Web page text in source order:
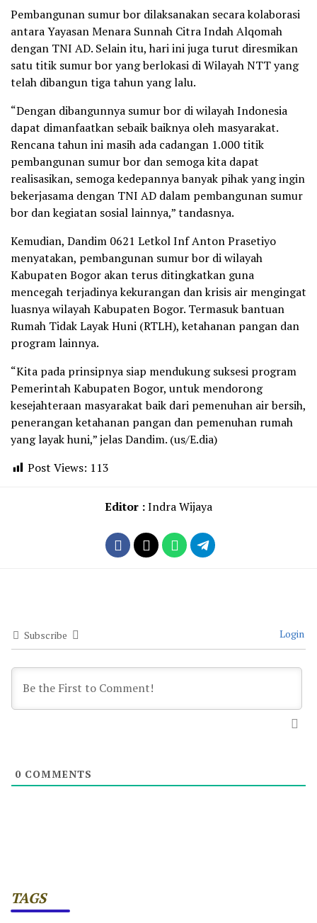
Pembangunan sumur bor dilaksanakan secara kolaborasi
antara Yayasan Menara Sunnah Citra Indah Alqomah
dengan TNI AD. Selain itu, hari ini juga turut diresmikan
satu titik sumur bor yang berlokasi di Wilayah NTT yang
telah dibangun tiga tahun yang lalu.
“Dengan dibangunnya sumur bor di wilayah Indonesia
dapat dimanfaatkan sebaik baiknya oleh masyarakat.
Rencana tahun ini masih ada cadangan 1.000 titik
pembangunan sumur bor dan semoga kita dapat
realisasikan, semoga kedepannya banyak pihak yang ingin
bekerjasama dengan TNI AD dalam pembangunan sumur
bor dan kegiatan sosial lainnya,” tandasnya.
Kemudian, Dandim 0621 Letkol Inf Anton Prasetiyo
menyatakan, pembangunan sumur bor di wilayah
Kabupaten Bogor akan terus ditingkatkan guna
mencegah terjadinya kekurangan dan krisis air mengingat
luasnya wilayah Kabupaten Bogor. Termasuk bantuan
Rumah Tidak Layak Huni (RTLH), ketahanan pangan dan
program lainnya.
“Kita pada prinsipnya siap mendukung suksesi program
Pemerintah Kabupaten Bogor, untuk mendorong
kesejahteraan masyarakat baik dari pemenuhan air bersih,
penerangan ketahanan pangan dan pemenuhan rumah
yang layak huni,” jelas Dandim. (us/E.dia)
Post Views: 113
Editor :Indra Wijaya
Subscribe Login
0 COMMENTS
TAGS